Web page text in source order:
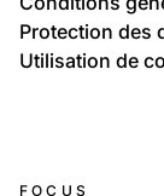
Protection des
Utilisation de
FOCUS